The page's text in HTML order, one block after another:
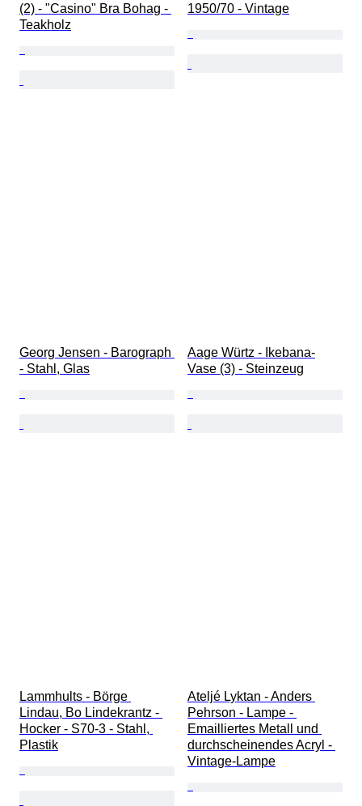
(2) - "Casino" Bra Bohag -
Teakholz
1950/70 - Vintage
Georg Jensen - Barograph
- Stahl, Glas
Aage Würtz - Ikebana-
Vase (3) - Steinzeug
Lammhults - Börge
Lindau, Bo Lindekrantz -
Hocker - S70-3 - Stahl,
Plastik
Ateljé Lyktan - Anders
Pehrson - Lampe -
Emailliertes Metall und
durchscheinendes Acryl -
Vintage-Lampe